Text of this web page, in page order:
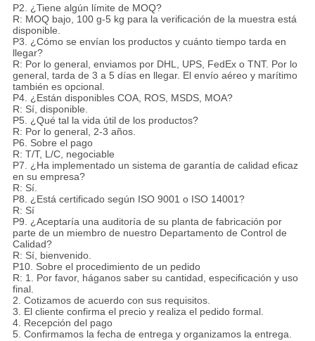
P2. ¿Tiene algún límite de MOQ?
R: MOQ bajo, 100 g-5 kg para la verificación de la muestra está
disponible.
P3. ¿Cómo se envían los productos y cuánto tiempo tarda en
llegar?
R: Por lo general, enviamos por DHL, UPS, FedEx o TNT. Por lo
general, tarda de 3 a 5 días en llegar. El envío aéreo y marítimo
también es opcional.
P4. ¿Están disponibles COA, ROS, MSDS, MOA?
R: Sí, disponible.
P5. ¿Qué tal la vida útil de los productos?
R: Por lo general, 2-3 años.
P6. Sobre el pago
R: T/T, L/C, negociable
P7. ¿Ha implementado un sistema de garantía de calidad eficaz
en su empresa?
R: Sí.
P8. ¿Está certificado según ISO 9001 o ISO 14001?
R: Sí
P9. ¿Aceptaría una auditoría de su planta de fabricación por
parte de un miembro de nuestro Departamento de Control de
Calidad?
R: Sí, bienvenido.
P10. Sobre el procedimiento de un pedido
R: 1. Por favor, háganos saber su cantidad, especificación y uso
final.
2. Cotizamos de acuerdo con sus requisitos.
3. El cliente confirma el precio y realiza el pedido formal.
4. Recepción del pago
5. Confirmamos la fecha de entrega y organizamos la entrega.